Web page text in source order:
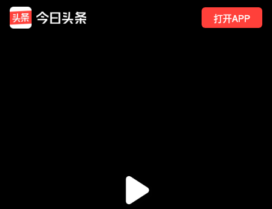
打开APP